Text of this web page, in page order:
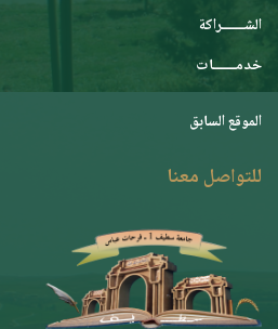
الشـــــــراكة
خدمـــــــات
الموقع السابق
للتواصل معنا